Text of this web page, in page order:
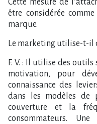
Cette mesure de
être considérée
marque.
Le marketing utilise-t-il
F. V. : Il utilise des
motivation, pour
connaissance des
dans les modèles de
couverture et la
consommateurs.